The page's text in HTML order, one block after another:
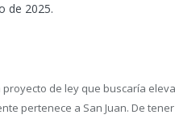
de 2025.
proyecto de ley que buscaría
pertenece a San Juan. De